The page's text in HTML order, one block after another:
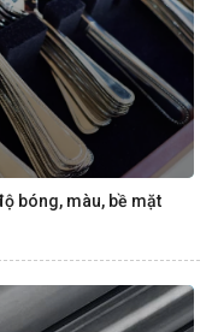
bóng, màu, bề mặt